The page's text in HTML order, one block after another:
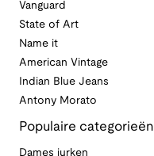
Vanguard
State of Art
Name it
American Vintage
Indian Blue Jeans
Antony Morato
Populaire categorieën
Dames jurken